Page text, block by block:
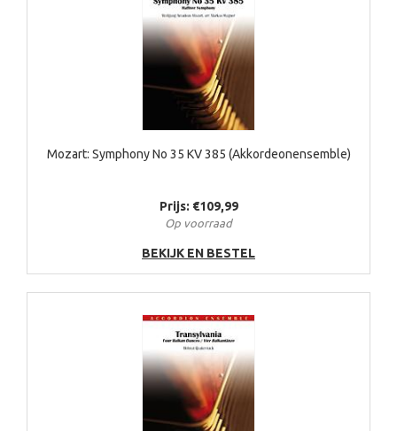
Mozart: Symphony No 35 KV 385 (Akkordeonensemble)
Prijs: €109,99
Op voorraad
BEKIJK EN BESTEL